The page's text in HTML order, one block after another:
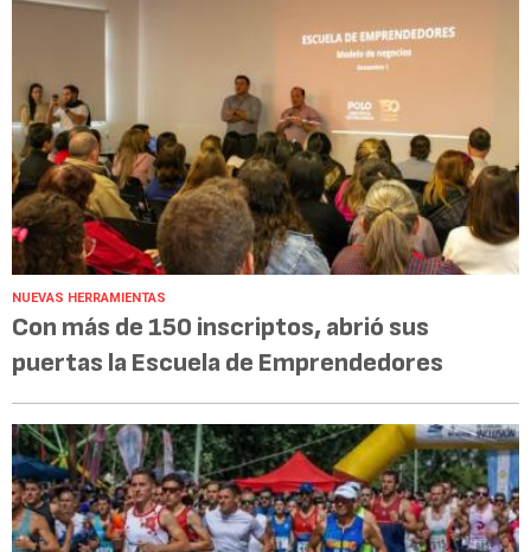
NUEVAS HERRAMIENTAS
Con más de 150 inscriptos, abrió sus
puertas la Escuela de Emprendedores